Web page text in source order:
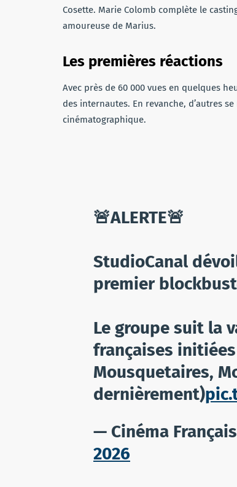
Cosette. Marie Colomb complète le
amoureuse de Marius.
Les premières réactions
Avec près de 60 000 vues en quelques
des internautes. En revanche, d’autres
cinématographique.
🚨ALERTE🚨
StudioCanal
premier
Le groupe suit la
françaises
Mousquetaires,
dernièrement)
— Cinéma
2026